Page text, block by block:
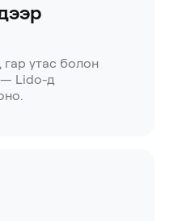
утас болон
— Lido-д